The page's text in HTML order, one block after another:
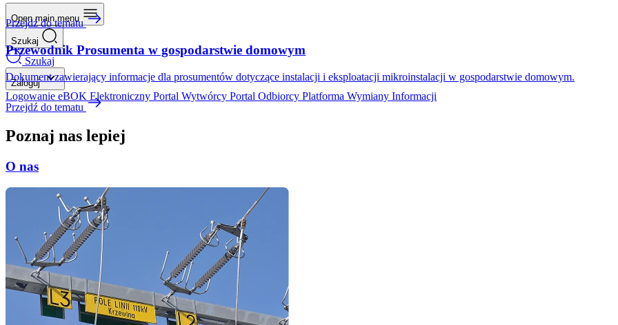
Open main menu
Szukaj
Szukaj
Zaloguj
Logowanie eBOK Elektroniczny Portal Wytwórcy Portal Odbiorcy Platforma Wymiany Informacji
Przejdź do tematu
Przewodnik Prosumenta w gospodarstwie domowym
Dokument zawierający informacje dla prosumentów dotyczące instalacji i eksploatacji mikroinstalacji w gospodarstwie domowym.
Przejdź do tematu
Poznaj nas lepiej
O nas